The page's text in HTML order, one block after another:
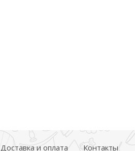
Доставка и оплата Контакты